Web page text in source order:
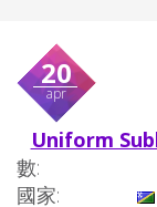
20
apr
Uniform
數:
國家: